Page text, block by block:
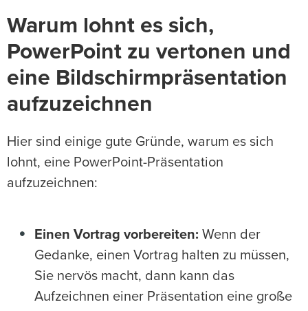
Warum lohnt es sich,
PowerPoint zu vertonen und
eine Bildschirmpräsentation
aufzuzeichnen
Hier sind einige gute Gründe, warum es sich
lohnt, eine PowerPoint-Präsentation
aufzuzeichnen:
Einen Vortrag vorbereiten: Wenn der
Gedanke, einen Vortrag halten zu müssen,
Sie nervös macht, dann kann das
Aufzeichnen einer Präsentation eine große